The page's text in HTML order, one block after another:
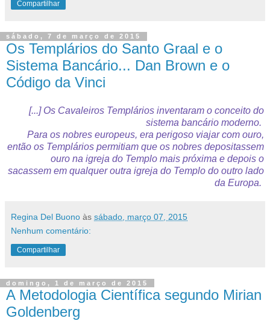
Compartilhar
sábado, 7 de março de 2015
Os Templários do Santo Graal e o
Sistema Bancário... Dan Brown e o
Código da Vinci
[...] Os Cavaleiros Templários inventaram o conceito do
sistema bancário moderno.
Para os nobres europeus, era perigoso viajar com ouro,
então os Templários permitiam que os nobres depositassem
ouro na igreja do Templo mais próxima e depois o
sacassem em qualquer outra igreja do Templo do outro lado
da Europa.
Regina Del Buono às sábado, março 07, 2015
Nenhum comentário:
Compartilhar
domingo, 1 de março de 2015
A Metodologia Científica segundo Mirian
Goldenberg